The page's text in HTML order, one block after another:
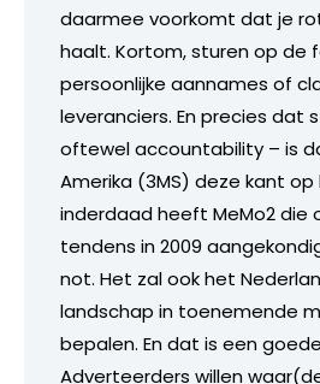
daarmee voorkomt dat je
haalt. Kortom, sturen op de
persoonlijke aannames of
leveranciers. En precies dat
oftewel accountability – is
Amerika (3MS) deze kant op
inderdaad heeft MeMo2 die
tendens in 2009
not. Het zal ook het
landschap in toenemende
bepalen. En dat is een
Adverteerders willen